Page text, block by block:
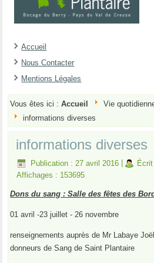
Accueil
Nous Contacter
Mentions Légales
Vous êtes ici :Accueil Vie
informations diverses
informations diverses
Publication : 27 avril 2016
Affichages : 153695
Dons du sang : Salle des fêtes des
01 avril -23 juillet - 26 novembre
renseignements auprès de Mr Labaye
donneurs de Sang de Saint Plantaire